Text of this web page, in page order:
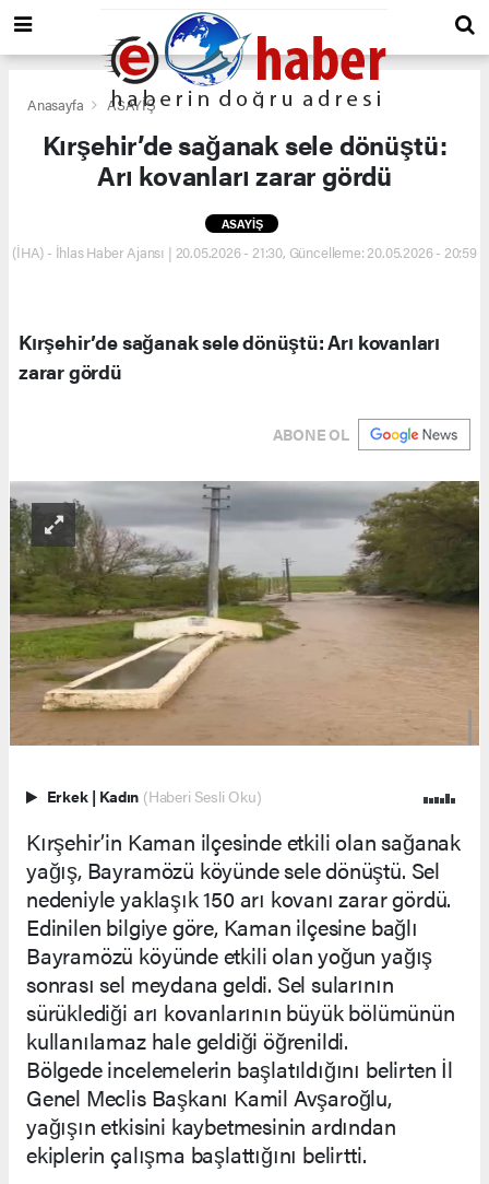
Anasayfa ASAYİŞ
Kırşehir’de sağanak sele dönüştü:
Arı kovanları zarar gördü
ASAYİŞ
(İHA) - İhlas Haber Ajansı | 20.05.2026 - 21:30, Güncelleme: 20.05.2026 - 20:59
Kırşehir’de sağanak sele dönüştü: Arı kovanları
zarar gördü
ABONE OL
Erkek | Kadın (Haberi Sesli Oku)
Kırşehir’in Kaman ilçesinde etkili olan sağanak
yağış, Bayramözü köyünde sele dönüştü. Sel
nedeniyle yaklaşık 150 arı kovanı zarar gördü.
Edinilen bilgiye göre, Kaman ilçesine bağlı
Bayramözü köyünde etkili olan yoğun yağış
sonrası sel meydana geldi. Sel sularının
sürüklediği arı kovanlarının büyük bölümünün
kullanılamaz hale geldiği öğrenildi.
Bölgede incelemelerin başlatıldığını belirten İl
Genel Meclis Başkanı Kamil Avşaroğlu,
yağışın etkisini kaybetmesinin ardından
ekiplerin çalışma başlattığını belirtti.